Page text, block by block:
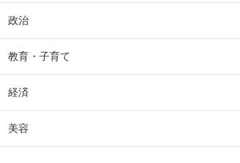
動物
地域
家電・PC・カメラ
就職・転職